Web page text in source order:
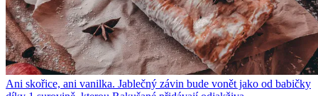
Ani skořice, ani vanilka. Jablečný závin bude vonět jako od babičky